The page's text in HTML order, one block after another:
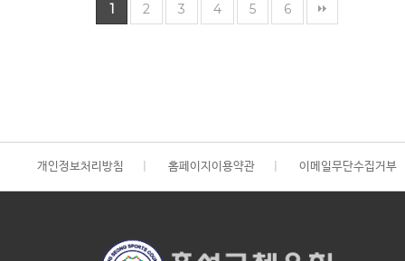
1 2 3 4 5 6
개인정보처리방침 홈페이지이용약관 이메일무단수집거부